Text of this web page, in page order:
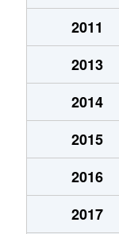
2011
2013
2014
2015
2016
2017